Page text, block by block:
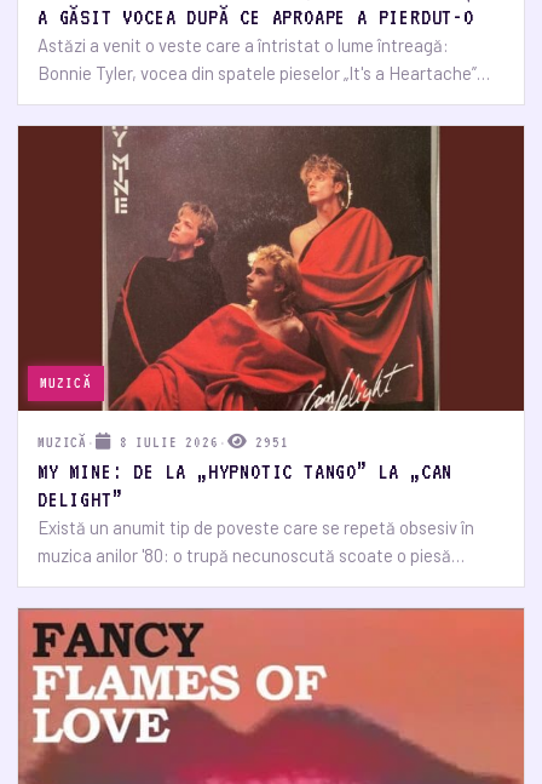
A GĂSIT VOCEA DUPĂ CE APROAPE A PIERDUT-O
Astăzi a venit o veste care a întristat o lume întreagă:
Bonnie Tyler, vocea din spatele pieselor „It's a Heartache”…
MUZICĂ
MUZICĂ · 8 IULIE 2026 · 2951
MY MINE: DE LA „HYPNOTIC TANGO” LA „CAN
DELIGHT”
Există un anumit tip de poveste care se repetă obsesiv în
muzica anilor '80: o trupă necunoscută scoate o piesă…